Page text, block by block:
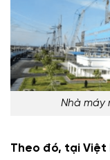
Nhà máy
Theo đó, tại Việt